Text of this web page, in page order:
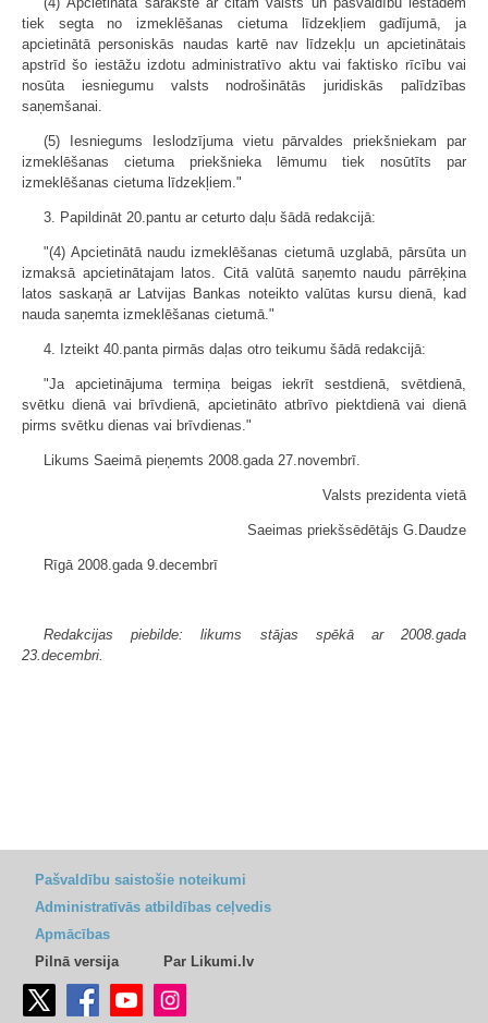
tiek segta no izmeklēšanas cietuma līdzekļiem gadījumā, ja
apcietinātā personiskās naudas kartē nav līdzekļu un apcietinātais
apstrīd šo iestāžu izdotu administratīvo aktu vai faktisko rīcību vai
nosūta iesniegumu valsts nodrošinātās juridiskās palīdzības
saņemšanai.
(5) Iesniegums Ieslodzījuma vietu pārvaldes priekšniekam par
izmeklēšanas cietuma priekšnieka lēmumu tiek nosūtīts par
izmeklēšanas cietuma līdzekļiem."
3. Papildināt 20.pantu ar ceturto daļu šādā redakcijā:
"(4) Apcietinātā naudu izmeklēšanas cietumā uzglabā, pārsūta un
izmaksā apcietinātajam latos. Citā valūtā saņemto naudu pārrēķina
latos saskaņā ar Latvijas Bankas noteikto valūtas kursu dienā, kad
nauda saņemta izmeklēšanas cietumā."
4. Izteikt 40.panta pirmās daļas otro teikumu šādā redakcijā:
"Ja apcietinājuma termiņa beigas iekrīt sestdienā, svētdienā,
svētku dienā vai brīvdienā, apcietināto atbrīvo piektdienā vai dienā
pirms svētku dienas vai brīvdienas."
Likums Saeimā pieņemts 2008.gada 27.novembrī.
Valsts prezidenta vietā
Saeimas priekšsēdētājs G.Daudze
Rīgā 2008.gada 9.decembrī
Redakcijas piebilde: likums stājas spēkā ar 2008.gada
23.decembri.
Pašvaldību saistošie noteikumi
Administratīvās atbildības ceļvedis
Apmācības
Pilnā versija
Par Likumi.lv